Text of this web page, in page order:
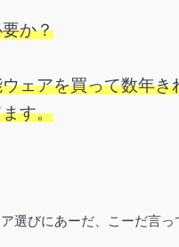
か？
ェアを買って数年き
す。
選びにあーだ、こーだ言っ